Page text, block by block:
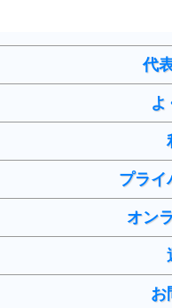
代
よ
プライ
オン
お